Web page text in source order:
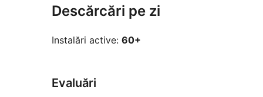
Descărcări pe zi
Instalări active: 60+
Evaluări